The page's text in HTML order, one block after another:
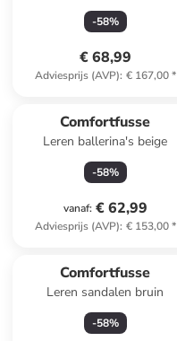
-58%
€ 68,99
Adviesprijs (AVP): € 167,00*
Comfortfusse
Leren ballerina's beige
-58%
vanaf: € 62,99
Adviesprijs (AVP): € 153,00*
Comfortfusse
Leren sandalen bruin
-58%